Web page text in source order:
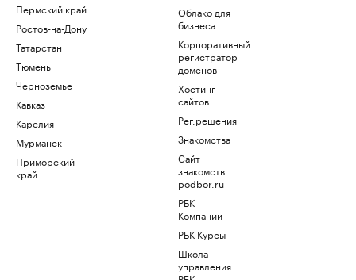
Пермский край
Ростов-на-Дону
Татарстан
Тюмень
Черноземье
Кавказ
Карелия
Мурманск
Приморский
край
Облако для
бизнеса
Корпоративный
регистратор
доменов
Хостинг
сайтов
Рег.решения
Знакомства
Сайт
знакомств
podbor.ru
РБК
Компании
РБК Курсы
Школа
управления